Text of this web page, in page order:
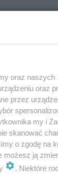
oraz
oraz
przez
my i
skanować
o zgodę na
możesz ją
. Niektóre